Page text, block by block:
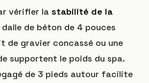
vérifier la stabilité de la
dalle de béton de 4 pouces
de gravier concassé ou une
supportent le poids du spa.
de 3 pieds autour facilite